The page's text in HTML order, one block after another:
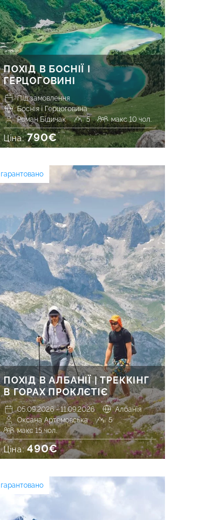
ПОХІД В БОСНІЇ І
ГЕРЦОГОВИНІ
Під замовлення
Боснія і Герцоговина
Роман Бідичак
5 макс 10 чол.
Ціна:790€
гарантовано
ПОХІД В АЛБАНІЇ | ТРЕККІНГ
В ГОРАХ ПРОКЛЄТІЄ
05.09.2026 - 11.09.2026
Албанія
Оксана Артемовська
5
макс 15 чол.
Ціна:490€
гарантовано